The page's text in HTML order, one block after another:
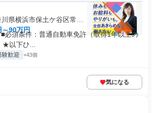
県横浜市保土ケ谷区常盤
～90万円
必須条件：普通自動車免許（取得1年以上の
★以下ひ...
験歓迎 +43個
気になる